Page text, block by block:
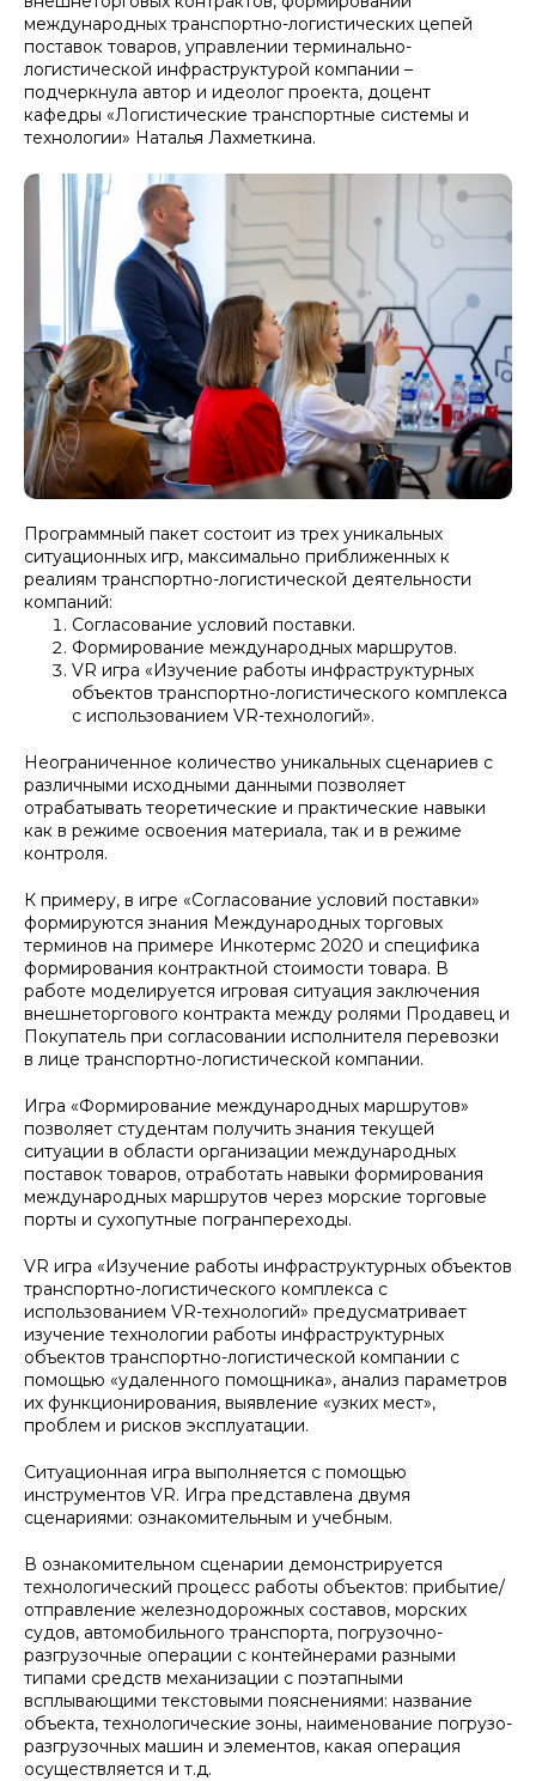
международных транспортно-логистических цепей
поставок товаров, управлении терминально-
логистической инфраструктурой компании –
подчеркнула автор и идеолог проекта, доцент
кафедры «Логистические транспортные системы и
технологии» Наталья Лахметкина.
Программный пакет состоит из трех уникальных
ситуационных игр, максимально приближенных к
реалиям транспортно-логистической деятельности
компаний:
Согласование условий поставки.
Формирование международных маршрутов.
VR игра «Изучение работы инфраструктурных
объектов транспортно-логистического комплекса
с использованием VR-технологий».
Неограниченное количество уникальных сценариев с
различными исходными данными позволяет
отрабатывать теоретические и практические навыки
как в режиме освоения материала, так и в режиме
контроля.
К примеру, в игре «Согласование условий поставки»
формируются знания Международных торговых
терминов на примере Инкотермс 2020 и специфика
формирования контрактной стоимости товара. В
работе моделируется игровая ситуация заключения
внешнеторгового контракта между ролями Продавец и
Покупатель при согласовании исполнителя перевозки
в лице транспортно-логистической компании.
Игра «Формирование международных маршрутов»
позволяет студентам получить знания текущей
ситуации в области организации международных
поставок товаров, отработать навыки формирования
международных маршрутов через морские торговые
порты и сухопутные погранпереходы.
VR игра «Изучение работы инфраструктурных объектов
транспортно-логистического комплекса с
использованием VR-технологий» предусматривает
изучение технологии работы инфраструктурных
объектов транспортно-логистической компании с
помощью «удаленного помощника», анализ параметров
их функционирования, выявление «узких мест»,
проблем и рисков эксплуатации.
Ситуационная игра выполняется с помощью
инструментов VR. Игра представлена двумя
сценариями: ознакомительным и учебным.
В ознакомительном сценарии демонстрируется
технологический процесс работы объектов: прибытие/
отправление железнодорожных составов, морских
судов, автомобильного транспорта, погрузочно-
разгрузочные операции с контейнерами разными
типами средств механизации с поэтапными
всплывающими текстовыми пояснениями: название
объекта, технологические зоны, наименование погрузо-
разгрузочных машин и элементов, какая операция
осуществляется и т.д.